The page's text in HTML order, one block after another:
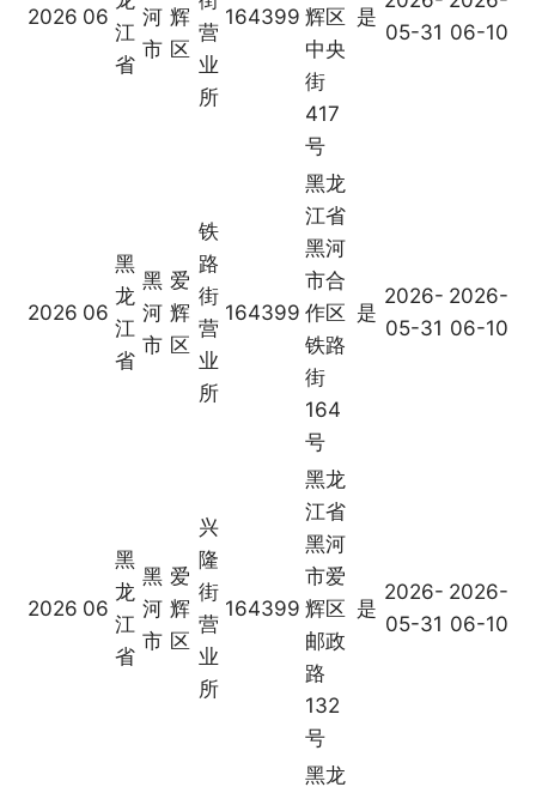
2026 06
江
省
河
市
辉
区
营
业
所
164399 辉区
中央
街
417
号
是
05-31 06-10
2026 06
黑
龙
江
省
黑
河
市
爱
辉
区
铁
路
街
营
业
所
164399
黑龙
江省
黑河
市合
作区
铁路
街
164
号
是
2026-
05-31
2026-
06-10
2026 06
黑
龙
江
省
黑
河
市
爱
辉
区
兴
隆
街
营
业
所
164399
黑龙
江省
黑河
市爱
辉区
邮政
路
132
号
是
2026-
05-31
2026-
06-10
黑龙